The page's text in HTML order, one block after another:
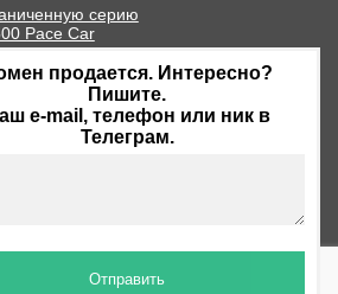
серию
Pace Car
бережно
продается. Интересно?
Пишите.
e-mail, телефон или ник в
Телеграм.
Отправить